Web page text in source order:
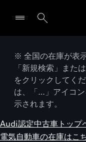
※ 全国の在庫が表
「新規検索」また
をクリックしてく
は、「…」アイコ
示されます。
Audi認定中古車トップ
電気自動車の在庫はこ